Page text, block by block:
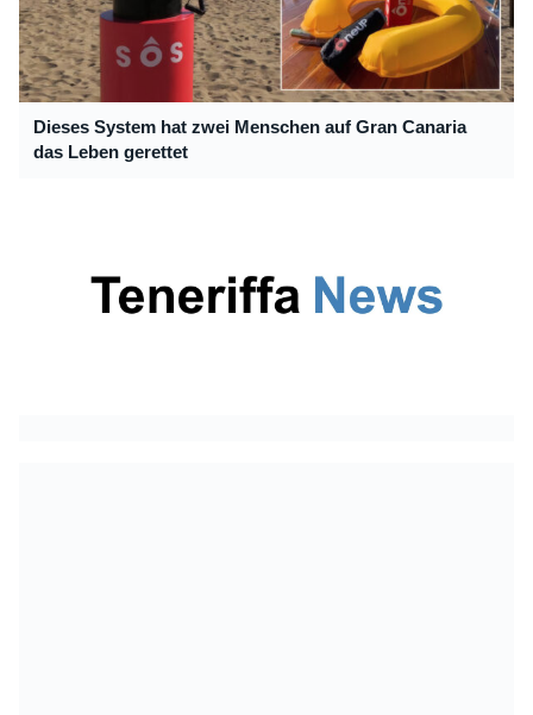
Dieses System hat zwei Menschen auf Gran Canaria
das Leben gerettet